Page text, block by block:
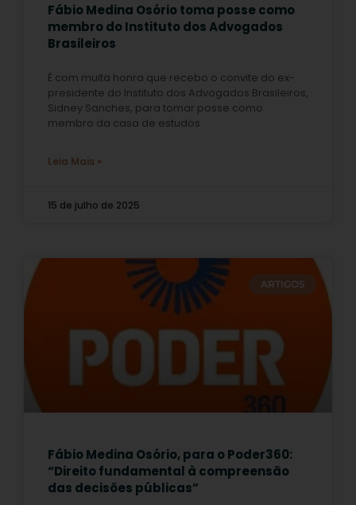
Fábio Medina Osório toma posse como
membro do Instituto dos Advogados
Brasileiros
É com muita honra que recebo o convite do ex-
presidente do Instituto dos Advogados Brasileiros,
Sidney Sanches, para tomar posse como
membro da casa de estudos
Leia Mais »
15 de julho de 2025
ARTIGOS
Fábio Medina Osório, para o Poder360:
“Direito fundamental à compreensão
das decisões públicas”